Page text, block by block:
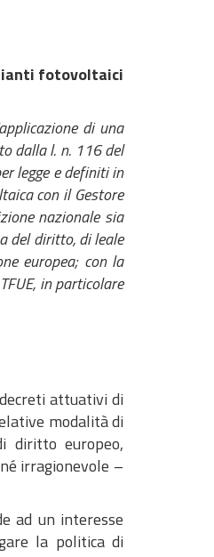
fotovoltaici
di una
dalla l. n. 116 del
legge e definiti in
con il Gestore
nazionale sia
del diritto, di leale
europea; con la
in particolare
attuativi di
modalità di
diritto europeo,
irragionevole –
ad un interesse
la politica di